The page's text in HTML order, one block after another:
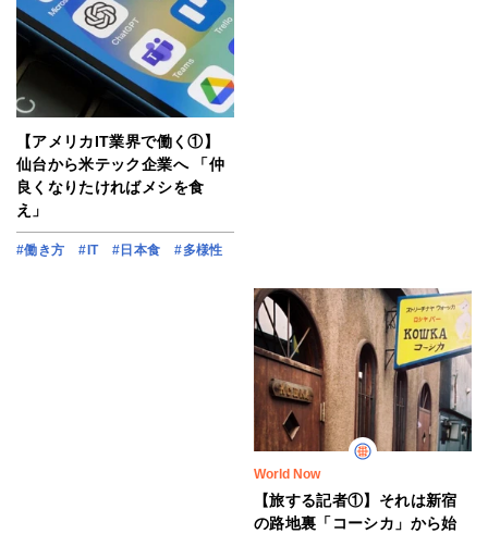
【アメリカIT業界で働く①】
仙台から米テック企業へ 「仲
良くなりたければメシを食
え」
#働き方 #IT #日本食 #多様性
World Now
【旅する記者①】それは新宿
の路地裏「コーシカ」から始